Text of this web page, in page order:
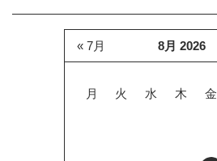
8月 2026
月 火 水 木 金
« 7月